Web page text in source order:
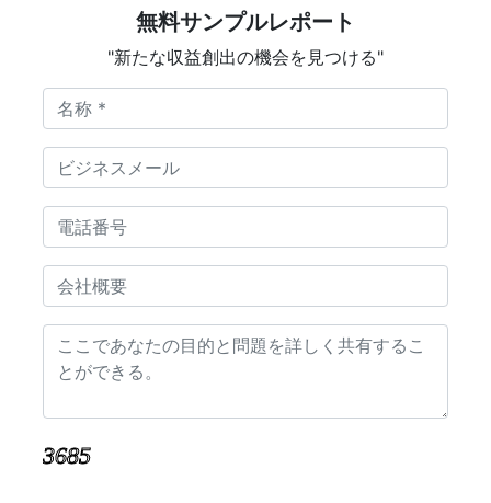
無料サンプルレポート
"新たな収益創出の機会を見つける"